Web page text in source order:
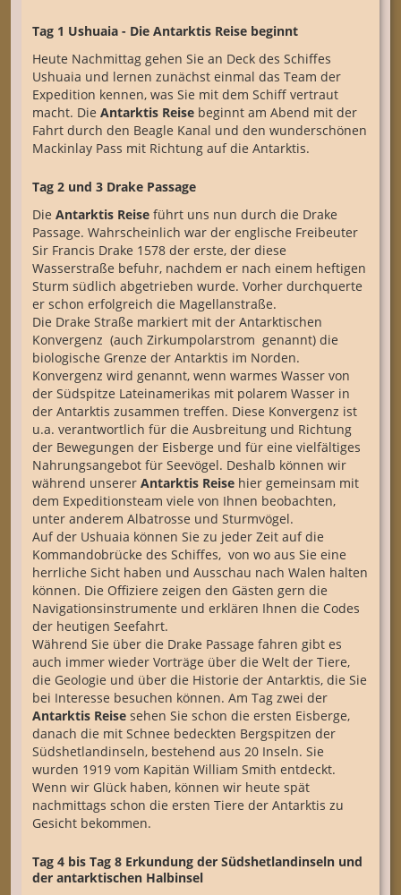
Tag 1 Ushuaia - Die Antarktis Reise beginnt
Heute Nachmittag gehen Sie an Deck des Schiffes
Ushuaia und lernen zunächst einmal das Team der
Expedition kennen, was Sie mit dem Schiff vertraut
macht. Die Antarktis Reise beginnt am Abend mit der
Fahrt durch den Beagle Kanal und den wunderschönen
Mackinlay Pass mit Richtung auf die Antarktis.
Tag 2 und 3 Drake Passage
Die Antarktis Reise führt uns nun durch die Drake
Passage. Wahrscheinlich war der englische Freibeuter
Sir Francis Drake 1578 der erste, der diese
Wasserstraße befuhr, nachdem er nach einem heftigen
Sturm südlich abgetrieben wurde. Vorher durchquerte
er schon erfolgreich die Magellanstraße.
Die Drake Straße markiert mit der Antarktischen
Konvergenz (auch Zirkumpolarstrom genannt) die
biologische Grenze der Antarktis im Norden.
Konvergenz wird genannt, wenn warmes Wasser von
der Südspitze Lateinamerikas mit polarem Wasser in
der Antarktis zusammen treffen. Diese Konvergenz ist
u.a. verantwortlich für die Ausbreitung und Richtung
der Bewegungen der Eisberge und für eine vielfältiges
Nahrungsangebot für Seevögel. Deshalb können wir
während unserer Antarktis Reise hier gemeinsam mit
dem Expeditionsteam viele von Ihnen beobachten,
unter anderem Albatrosse und Sturmvögel.
Auf der Ushuaia können Sie zu jeder Zeit auf die
Kommandobrücke des Schiffes, von wo aus Sie eine
herrliche Sicht haben und Ausschau nach Walen halten
können. Die Offiziere zeigen den Gästen gern die
Navigationsinstrumente und erklären Ihnen die Codes
der heutigen Seefahrt.
Während Sie über die Drake Passage fahren gibt es
auch immer wieder Vorträge über die Welt der Tiere,
die Geologie und über die Historie der Antarktis, die Sie
bei Interesse besuchen können. Am Tag zwei der
Antarktis Reise sehen Sie schon die ersten Eisberge,
danach die mit Schnee bedeckten Bergspitzen der
Südshetlandinseln, bestehend aus 20 Inseln. Sie
wurden 1919 vom Kapitän William Smith entdeckt.
Wenn wir Glück haben, können wir heute spät
nachmittags schon die ersten Tiere der Antarktis zu
Gesicht bekommen.
Tag 4 bis Tag 8 Erkundung der Südshetlandinseln und
der antarktischen Halbinsel